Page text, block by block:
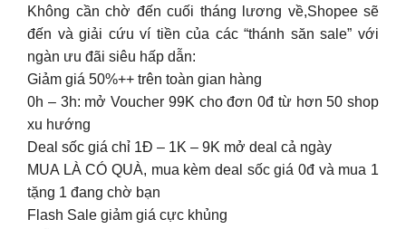
Không cần chờ đến cuối tháng lương về,Shopee sẽ
đến và giải cứu ví tiền của các “thánh săn sale” với
ngàn ưu đãi siêu hấp dẫn:
Giảm giá 50%++ trên toàn gian hàng
0h – 3h: mở Voucher 99K cho đơn 0đ từ hơn 50 shop
xu hướng
Deal sốc giá chỉ 1Đ – 1K – 9K mở deal cả ngày
MUA LÀ CÓ QUÀ, mua kèm deal sốc giá 0đ và mua 1
tặng 1 đang chờ bạn
Flash Sale giảm giá cực khủng